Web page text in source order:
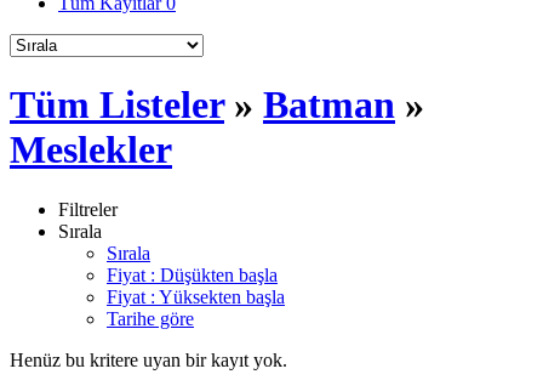
Tüm Listeler» Batman »
Meslekler
Filtreler
Sırala
Sırala
Fiyat : Düşükten başla
Fiyat : Yüksekten başla
Tarihe göre
Henüz bu kritere uyan bir kayıt yok.